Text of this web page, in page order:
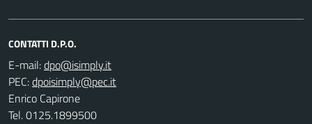
CONTATTI D.P.O.
E-mail:
PEC:
Enrico Capirone
Tel. 0125.1899500